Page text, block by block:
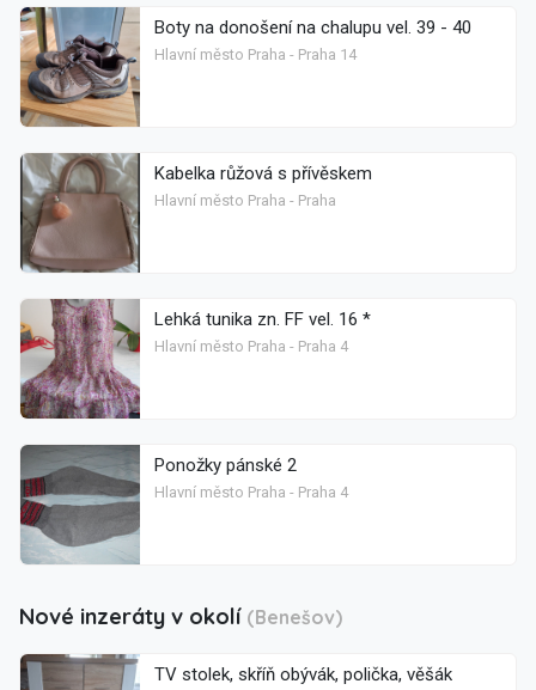
Boty na donošení na chalupu vel. 39 - 40
Hlavní město Praha - Praha 14
Kabelka růžová s přívěskem
Hlavní město Praha - Praha
Lehká tunika zn. FF vel. 16 *
Hlavní město Praha - Praha 4
Ponožky pánské 2
Hlavní město Praha - Praha 4
Nové inzeráty v okolí (Benešov)
TV stolek, skříň obývák, polička, věšák